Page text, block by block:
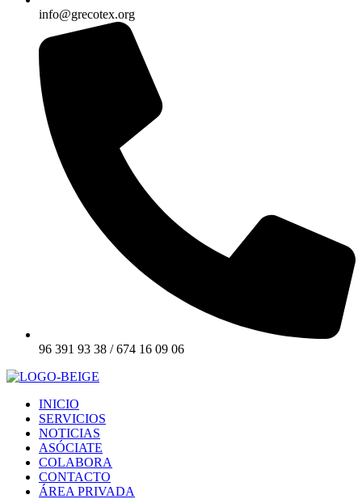
info@grecotex.org
96 391 93 38 / 674 16 09 06
INICIO
SERVICIOS
NOTICIAS
ASÓCIATE
COLABORA
CONTACTO
ÁREA PRIVADA